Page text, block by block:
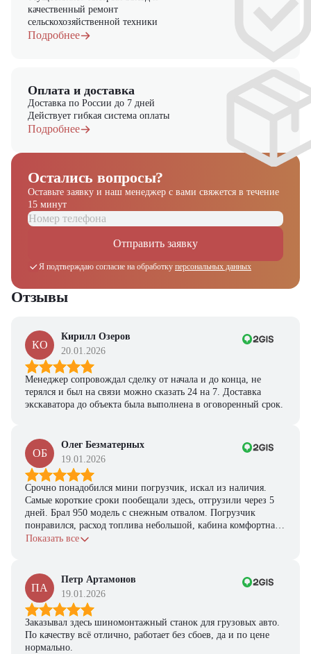
качественный ремонт
сельскохозяйственной техники
Подробнее
Оплата и доставка
Доставка по России до 7 дней
Действует гибкая система оплаты
Подробнее
Остались вопросы?
Оставьте заявку и наш менеджер с вами свяжется в течение
15 минут
Отправить заявку
Я подтверждаю согласие на обработку персональных данных
Отзывы
КО
Кирилл Озеров
20.01.2026
Менеджер сопровождал сделку от начала и до конца, не
терялся и был на связи можно сказать 24 на 7. Доставка
экскаватора до объекта была выполнена в оговоренный срок.
ОБ
Олег Безматерных
19.01.2026
Срочно понадобился мини погрузчик, искал из наличия.
Самые короткие сроки пообещали здесь, отгрузили через 5
дней. Брал 950 модель с снежным отвалом. Погрузчик
понравился, расход топлива небольшой, кабина комфортная,
с задачами справляется.
Показать все
ПА
Петр Артамонов
19.01.2026
Заказывал здесь шиномонтажный станок для грузовых авто.
По качеству всё отлично, работает без сбоев, да и по цене
нормально.